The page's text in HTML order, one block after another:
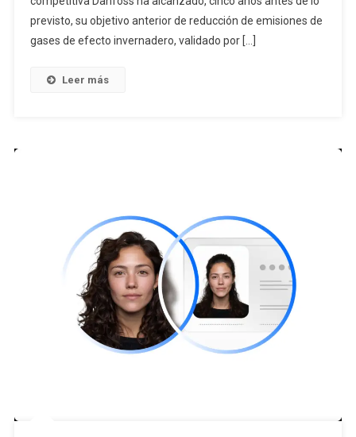
previsto, su objetivo anterior de reducción de emisiones de
gases de efecto invernadero, validado por […]
Leer más